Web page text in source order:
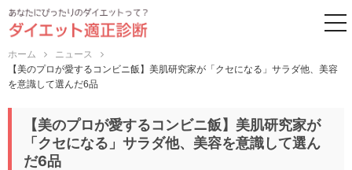
ホーム
ニュース
【美のプロが愛するコンビニ飯】美肌研究家が「クセになる」サラダ他、美容
を意識して選んだ6品
【美のプロが愛するコンビニ飯】美肌研究家が
「クセになる」サラダ他、美容を意識して選ん
だ6品